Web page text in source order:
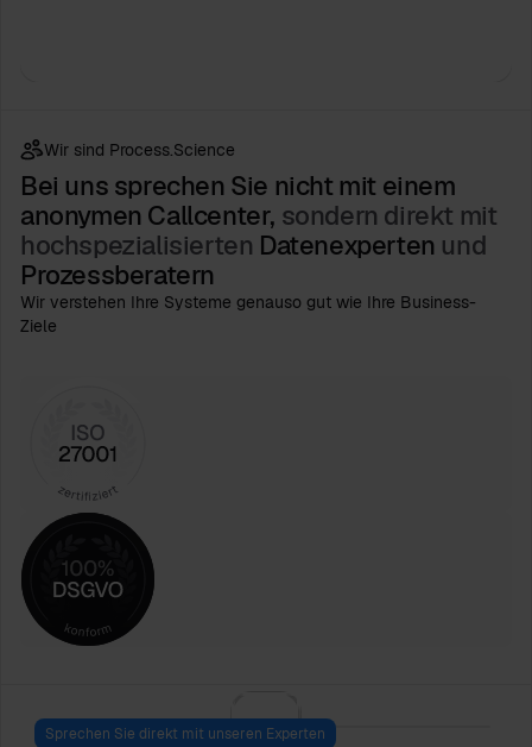
Wir sind Process.Science
Bei uns sprechen Sie nicht mit einem
anonymen Callcenter, sondern direkt mit
hochspezialisierten Datenexperten und
Prozessberatern
Wir verstehen Ihre Systeme genauso gut wie Ihre Business-
Ziele
Sprechen Sie direkt mit unseren Experten